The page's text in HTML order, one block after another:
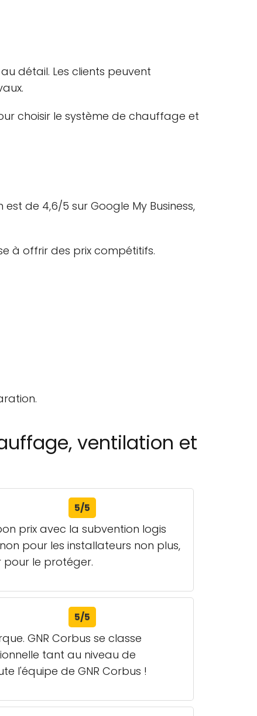
détail. Les clients peuvent
choisir le système de chauffage et
de 4,6/5 sur Google My Business,
à offrir des prix compétitifs.
ventilation et
5/5
prix avec la subvention logis
pour les installateurs non plus,
le protéger.
5/5
GNR Corbus se classe
tant au niveau de
l'équipe de GNR Corbus !